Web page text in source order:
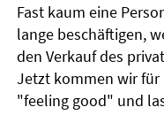
Fast kaum eine
lange beschäftigen,
den Verkauf des
Jetzt kommen wir für
"feeling good" und